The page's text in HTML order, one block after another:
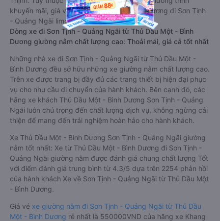
khuyến mãi, giá vé Xe Thủ Dầu Một - Bình Dương đi Sơn Tịnh
- Quảng Ngãi limousine này có thể sẽ rẻ hơn
Dòng xe đi Sơn Tịnh - Quảng Ngãi từ Thủ Dầu Một - Bình
Dương giường nằm chất lượng cao: Thoải mái, giá cả tốt nhất
Những nhà xe đi Sơn Tịnh - Quảng Ngãi từ Thủ Dầu Một -
Bình Dương đều sở hữu những xe giường nằm chất lượng cao.
Trên xe được trang bị đầy đủ các trang thiết bị hiện đại phục
vụ cho nhu cầu di chuyển của hành khách. Bên cạnh đó, các
hãng xe khách Thủ Dầu Một - Bình Dương Sơn Tịnh - Quảng
Ngãi luôn chú trọng đến chất lượng dịch vụ, không ngừng cải
thiện để mang đến trải nghiệm hoàn hảo cho hành khách.
Xe Thủ Dầu Một - Bình Dương Sơn Tịnh - Quảng Ngãi giường
nằm tốt nhất: Xe từ Thủ Dầu Một - Bình Dương đi Sơn Tịnh -
Quảng Ngãi giường nằm được đánh giá chung chất lượng Tốt
với điểm đánh giá trung bình từ 4.3/5 dựa trên 2254 phản hồi
của hành khách Xe về Sơn Tịnh - Quảng Ngãi từ Thủ Dầu Một
- Bình Dương.
Giá vé xe giường nằm đi Sơn Tịnh - Quảng Ngãi từ Thủ Dầu
Một - Bình Dương rẻ nhất là 550000VND của hãng xe Khang